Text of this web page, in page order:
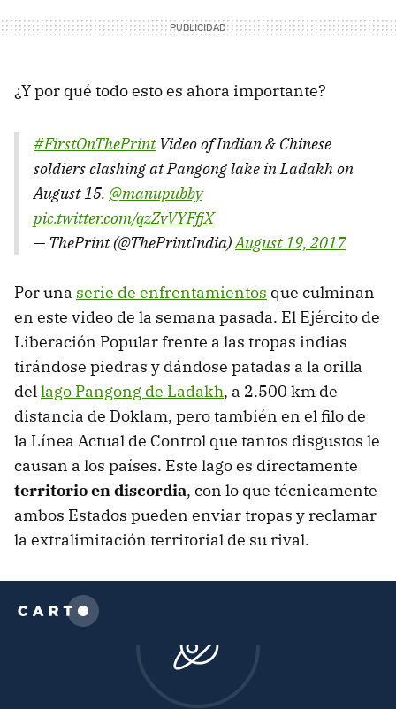
¿Y por qué todo esto es ahora importante?
#FirstOnThePrintVideo of Indian & Chinese
soldiers clashing at Pangong lake in Ladakh on
August 15. @manupubby
pic.twitter.com/qzZvVYFfjX
— ThePrint (@ThePrintIndia)August 19, 2017
Por una serie de enfrentamientos que culminan
en este video de la semana pasada. El Ejército de
Liberación Popular frente a las tropas indias
tirándose piedras y dándose patadas a la orilla
dellago Pangong de Ladakh, a 2.500 km de
distancia de Doklam, pero también en el filo de
la Línea Actual de Control que tantos disgustos le
causan a los países. Este lago es directamente
territorio en discordia, con lo que técnicamente
ambos Estados pueden enviar tropas y reclamar
la extralimitación territorial de su rival.